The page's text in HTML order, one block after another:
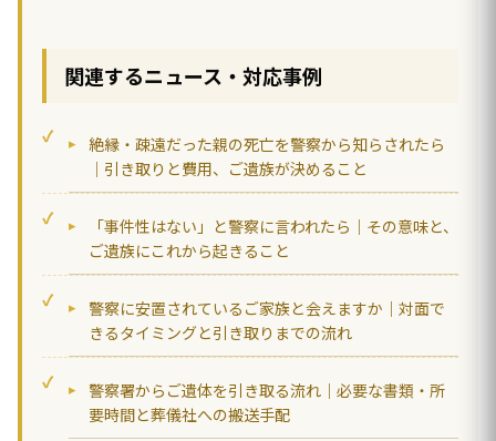
関連するニュース・対応事例
絶縁・疎遠だった親の死亡を警察から知らされたら
｜引き取りと費用、ご遺族が決めること
「事件性はない」と警察に言われたら｜その意味と、
ご遺族にこれから起きること
警察に安置されているご家族と会えますか｜対面で
きるタイミングと引き取りまでの流れ
警察署からご遺体を引き取る流れ｜必要な書類・所
要時間と葬儀社への搬送手配